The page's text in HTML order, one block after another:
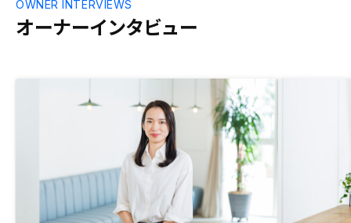
オーナーインタビュー
OWNER INTERVIEWS